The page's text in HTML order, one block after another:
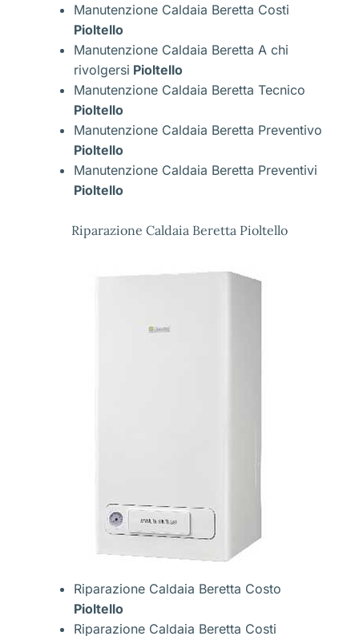
Manutenzione Caldaia Beretta Costi
Pioltello
Manutenzione Caldaia Beretta A chi
rivolgersi Pioltello
Manutenzione Caldaia Beretta Tecnico
Pioltello
Manutenzione Caldaia Beretta Preventivo
Pioltello
Manutenzione Caldaia Beretta Preventivi
Pioltello
Riparazione Caldaia Beretta Pioltello
Riparazione Caldaia Beretta Costo
Pioltello
Riparazione Caldaia Beretta Costi